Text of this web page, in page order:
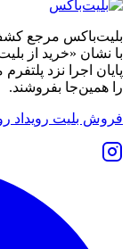
بلیت‌باکس مرجع
با نشان «خرید از
پایان اجرا نزد
را همین‌جا بفروشند.
فروش بلیت رویداد